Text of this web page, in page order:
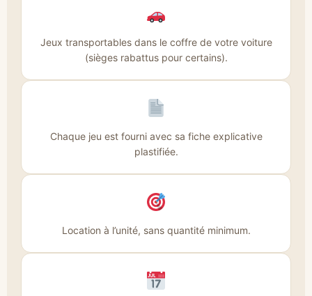
Jeux transportables dans le coffre de votre voiture
(sièges rabattus pour certains).
Chaque jeu est fourni avec sa fiche explicative
plastifiée.
Location à l’unité, sans quantité minimum.